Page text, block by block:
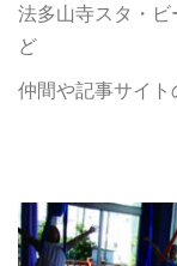
法多山寺スタ・
ど
仲間や記事サイト